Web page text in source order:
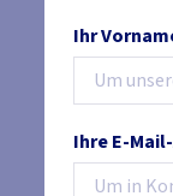
Ihr
Ihre E-